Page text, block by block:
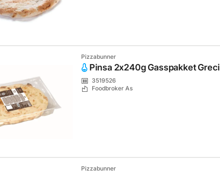
Pizzabunner
Pinsa 2x240g Gasspakket Greci
3519526
Foodbroker As
Pizzabunner